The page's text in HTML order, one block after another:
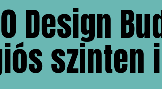
Design
szinten